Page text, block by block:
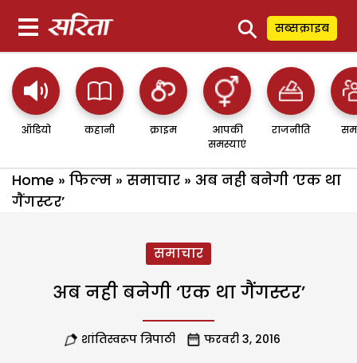
⚲ सब्सक्राइब
ऑडियो कहानी क्राइम
आपकी
समस्याएं
राजनीति
Home » फिल्म » समाचार » अब नही बनेगी ‘एक था
गैंगस्टर’
समाचार
अब नही बनेगी ‘एक था गैंगस्टर’
शांतिस्वरूप त्रिपाठी फरवरी 3, 2016